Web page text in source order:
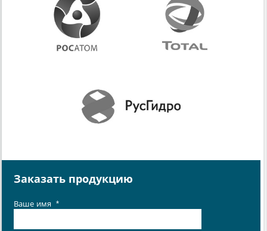
Заказать продукцию
Ваше имя *